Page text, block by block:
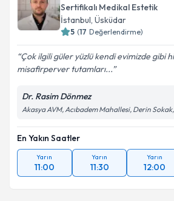
Sertifikalı Medikal Estetik
İstanbul, Üsküdar
5 (17 Değerlendirme)
Çok ilgili güler yüzlü kendi evimizde gibi
misafirperver tutamları...
Dr. Rasim Dönmez
Akasya AVM, Acıbadem Mahallesi, Derin Sokak,
En Yakın Saatler
Yarın
11:00
Yarın
11:30
Yarın
12:00